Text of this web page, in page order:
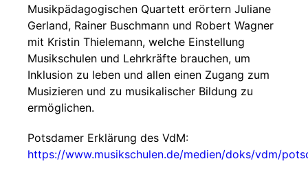
Musikpädagogischen Quartett erörtern Juliane
Gerland, Rainer Buschmann und Robert Wagner
mit Kristin Thielemann, welche Einstellung
Musikschulen und Lehrkräfte brauchen, um
Inklusion zu leben und allen einen Zugang zum
Musizieren und zu musikalischer Bildung zu
ermöglichen.
Potsdamer Erklärung des VdM:
https://www.musikschulen.de/medien/doks/vdm/